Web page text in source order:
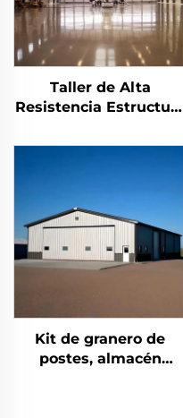
Taller de Alta
Resistencia Estructura
Fabricación de
Acero
Kit de granero de
postes, almacén